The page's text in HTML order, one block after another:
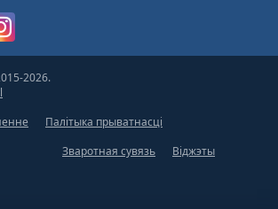
2026.
Палітыка прыватнасці
Зваротная сувязь
Віджэты